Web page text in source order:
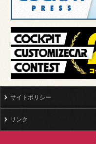
サイトポリシー
リンク